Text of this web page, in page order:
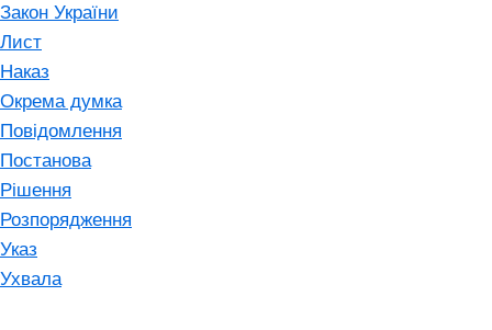
Закон України
Лист
Наказ
Окрема думка
Повідомлення
Постанова
Рішення
Розпорядження
Указ
Ухвала